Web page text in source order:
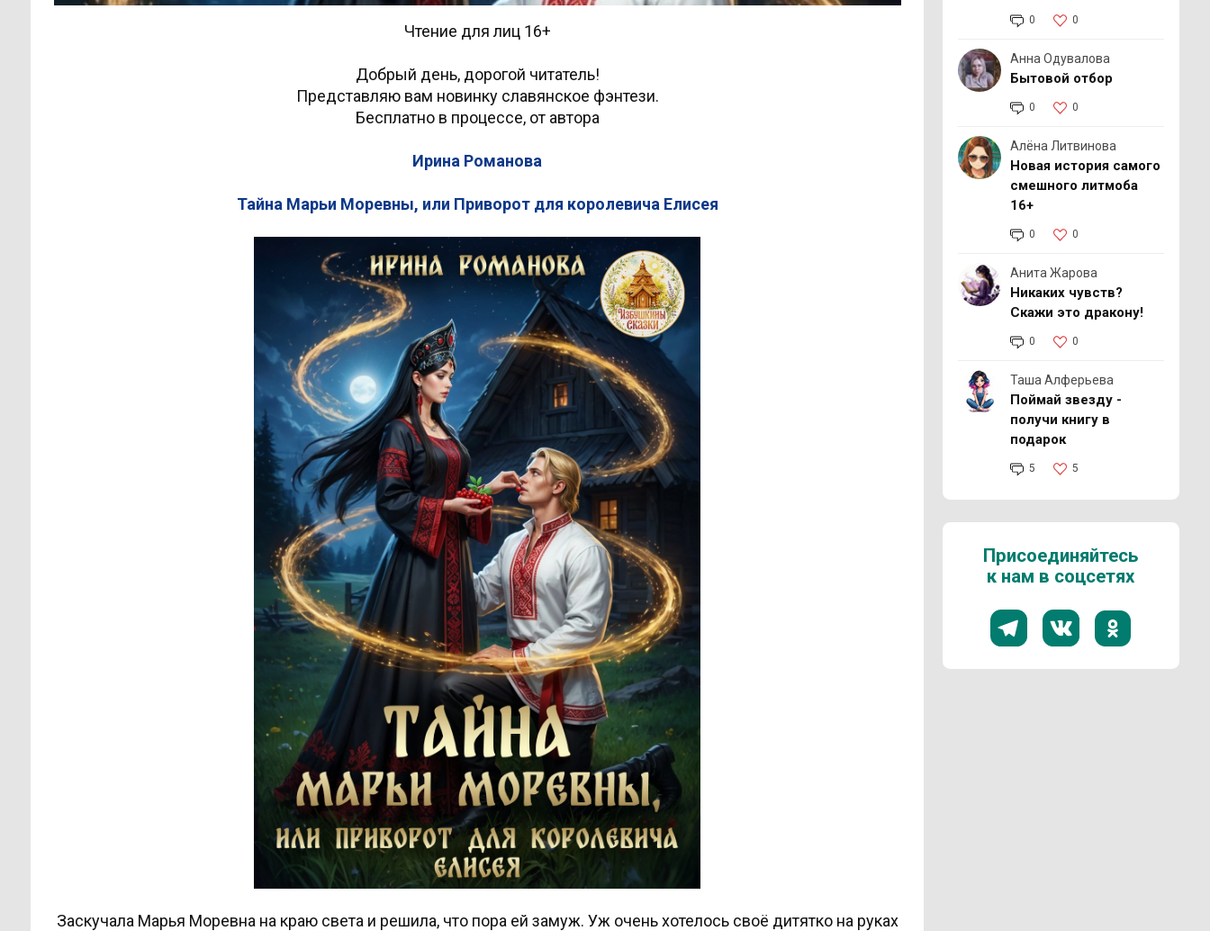
Чтение для лиц 16+
Добрый день, дорогой читатель!
Представляю вам новинку славянское фэнтези.
Бесплатно в процессе, от автора
Ирина Романова
Тайна Марьи Моревны, или Приворот для королевича Елисея
Заскучала Марья Моревна на краю света и решила, что пора ей замуж. Уж очень хотелось своё дитятко на руках
0 0
Анна Одувалова
Бытовой отбор
0 0
Алёна Литвинова
Новая история самого
смешного литмоба
16+
0 0
Анита Жарова
Никаких чувств?
Скажи это дракону!
0 0
Таша Алферьева
Поймай звезду -
получи книгу в
подарок
5 5
Присоединяйтесь
к нам в соцсетях